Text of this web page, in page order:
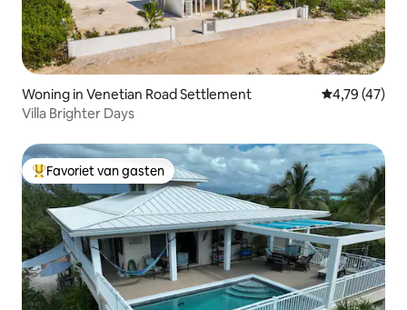
Woning in Venetian Road Settlement Gemiddelde
4,79 (47)
Villa Brighter Days
Topfavoriet van gasten
Favoriet van gasten